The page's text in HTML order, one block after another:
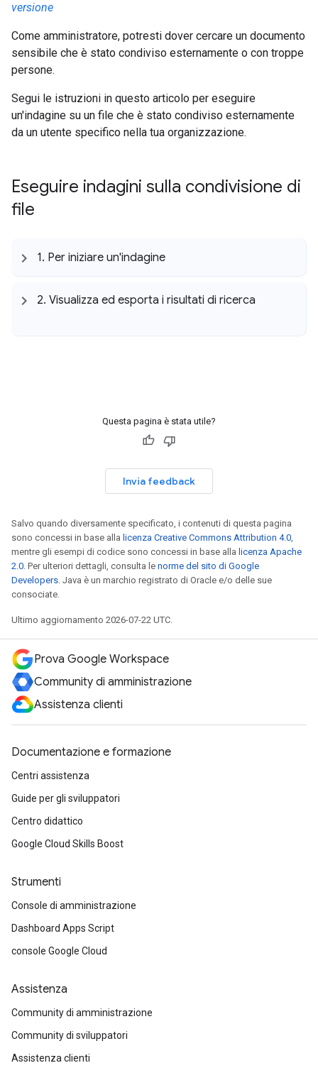
versione
Come amministratore, potresti dover cercare un documento
sensibile che è stato condiviso esternamente o con troppe
persone.
Segui le istruzioni in questo articolo per eseguire
un'indagine su un file che è stato condiviso esternamente
da un utente specifico nella tua organizzazione.
Eseguire indagini sulla condivisione di
file
1. Per iniziare un'indagine
2. Visualizza ed esporta i risultati di ricerca
Questa pagina è stata utile?
Invia feedback
Salvo quando diversamente specificato, i contenuti di questa pagina
sono concessi in base alla licenza Creative Commons Attribution 4.0
mentre gli esempi di codice sono concessi in base alla licenza Apache
2.0 . Per ulteriori dettagli, consulta le norme del sito di Google
Developers . Java è un marchio registrato di Oracle e/o delle sue
consociate.
Ultimo aggiornamento 2026-07-22 UTC.
Prova Google Workspace
Community di amministrazione
Assistenza clienti
Documentazione e formazione
Centri assistenza
Guide per gli sviluppatori
Centro didattico
Google Cloud Skills Boost
Strumenti
Console di amministrazione
Dashboard Apps Script
console Google Cloud
Assistenza
Community di amministrazione
Community di sviluppatori
Assistenza clienti